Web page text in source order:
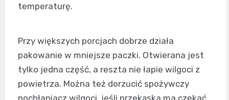
temperaturę.
Przy większych porcjach dobrze działa
pakowanie w mniejsze paczki. Otwierana jest
tylko jedna część, a reszta nie łapie wilgoci z
powietrza. Można też dorzucić spożywczy
pochłaniacz wilgoci, jeśli przekąska ma czekać